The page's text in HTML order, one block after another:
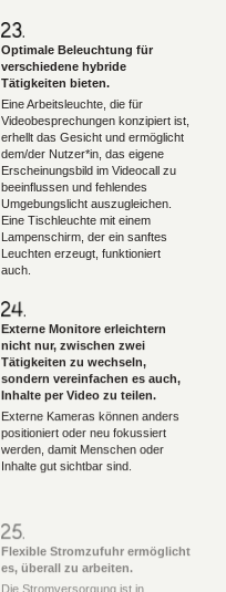
Optimale Beleuchtung für
verschiedene hybride
Tätigkeiten bieten.
Eine Arbeitsleuchte, die für
Videobesprechungen konzipiert ist,
erhellt das Gesicht und ermöglicht
dem/der Nutzer*in, das eigene
Erscheinungsbild im Videocall zu
beeinflussen und fehlendes
Umgebungslicht auszugleichen.
Eine Tischleuchte mit einem
Lampenschirm, der ein sanftes
Leuchten erzeugt, funktioniert
auch.
Externe Monitore erleichtern
nicht nur, zwischen zwei
Tätigkeiten zu wechseln,
sondern vereinfachen es auch,
Inhalte per Video zu teilen.
Externe Kameras können anders
positioniert oder neu fokussiert
werden, damit Menschen oder
Inhalte gut sichtbar sind.
Flexible Stromzufuhr ermöglicht
es, überall zu arbeiten.
Die Stromversorgung ist in